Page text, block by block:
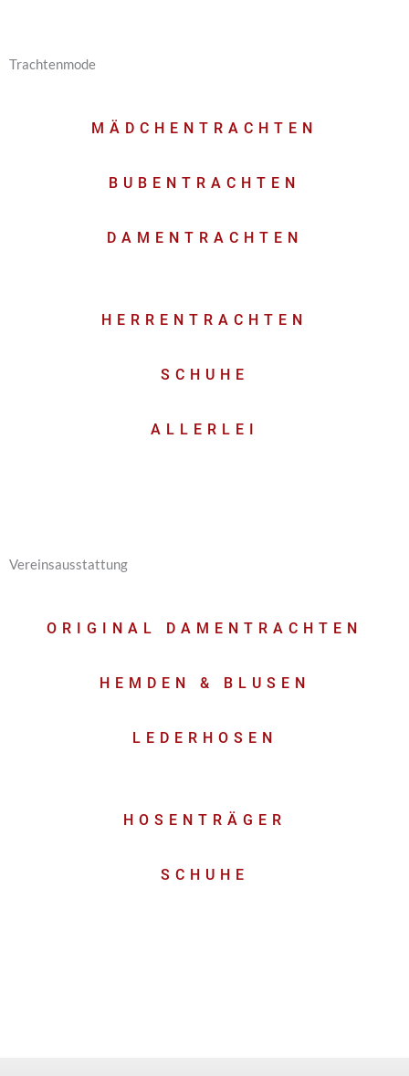
Trachtenmode
MÄDCHENTRACHTEN
BUBENTRACHTEN
DAMENTRACHTEN
HERRENTRACHTEN
SCHUHE
ALLERLEI
Vereinsausstattung
ORIGINAL DAMENTRACHTEN
HEMDEN & BLUSEN
LEDERHOSEN
HOSENTRÄGER
SCHUHE